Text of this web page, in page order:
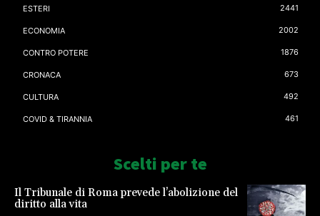
ESTERI 2441
ECONOMIA 2002
CONTRO POTERE 1876
CRONACA 673
CULTURA 492
COVID & TIRANNIA 461
Scelti per te
Il Tribunale di Roma prevede l’abolizione del
diritto alla vita